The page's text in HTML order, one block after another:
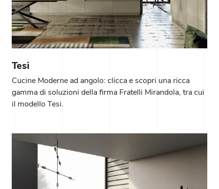
Tesi
Cucine Moderne ad angolo: clicca e scopri una ricca
gamma di soluzioni della firma Fratelli Mirandola, tra cui
il modello Tesi.